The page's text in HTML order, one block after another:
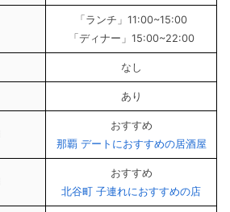
「ランチ」11:00~15:00
「ディナー」15:00~22:00
なし
あり
おすすめ
那覇 デートにおすすめの居酒屋
おすすめ
北谷町 子連れにおすすめの店